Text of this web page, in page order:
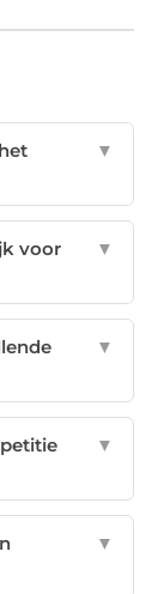
▼
voor
▼
▼
▼
▼